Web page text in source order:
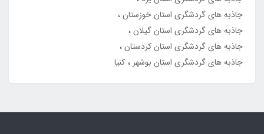
جاذبه های گردشگری استان خوزستان
جاذبه های گردشگری استان گیلان
جاذبه های گردشگری استان کردستان
جاذبه های گردشگری استان بوشهر
کنیا